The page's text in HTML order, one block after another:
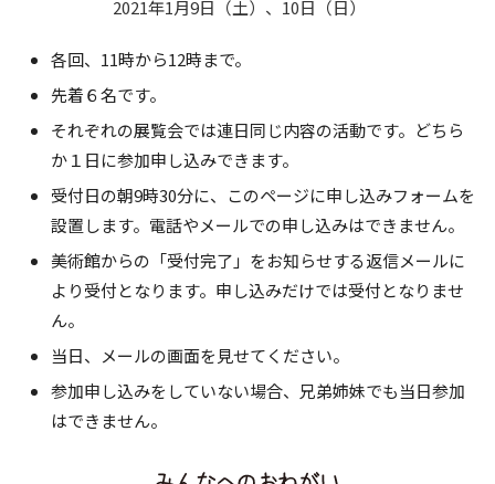
2021年1月9日（土）、10日（日）
各回、11時から12時まで。
先着６名です。
それぞれの展覧会では連日同じ内容の活動です。どちら
か１日に参加申し込みできます。
受付日の朝9時30分に、このページに申し込みフォームを
設置します。電話やメールでの申し込みはできません。
美術館からの「受付完了」をお知らせする返信メールに
より受付となります。申し込みだけでは受付となりませ
ん。
当日、メールの画面を見せてください。
参加申し込みをしていない場合、兄弟姉妹でも当日参加
はできません。